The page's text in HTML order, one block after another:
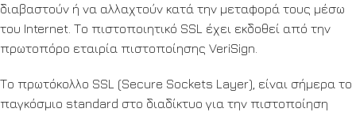
διαβαστούν ή να αλλαχτούν κατά την μεταφορά τους μέσω
του Internet. Το πιστοποιητικό SSL έχει εκδοθεί από την
πρωτοπόρο εταιρία πιστοποίησης VeriSign.
Το πρωτόκολλο SSL (Secure Sockets Layer), είναι σήμερα το
παγκόσμιο standard στο διαδίκτυο για την πιστοποίηση